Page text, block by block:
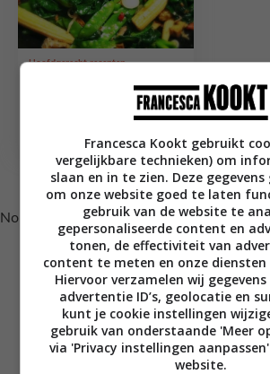
Tofu roerbak met
mais, peultjes en
Hoofdgerecht recepten
Volg je mij al op
No posts found.
Francesca Kookt gebruikt
vergelijkbare technieken) om
slaan en in te zien. Deze
om onze website goed te laten
gebruik van de website te
gepersonaliseerde content en
tonen, de effectiviteit van
content te meten en onze diensten
Hiervoor verzamelen wij
advertentie ID’s, geolocatie en
kunt je cookie instellingen
gebruik van onderstaande 'Meer
via 'Privacy instellingen
website.